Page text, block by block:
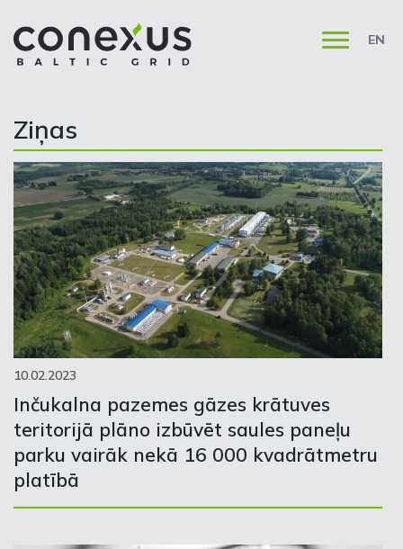
EN
Ziņas
10.02.2023
Inčukalna pazemes gāzes krātuves
teritorijā plāno izbūvēt saules paneļu
parku vairāk nekā 16 000 kvadrātmetru
platībā